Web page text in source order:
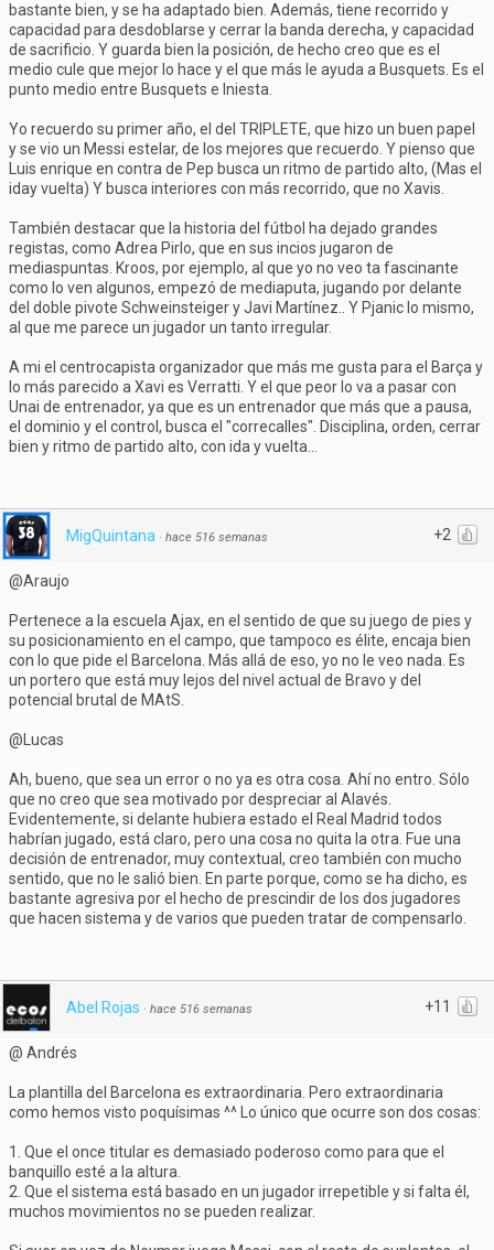
bastante bien, y se ha adaptado bien. Además, tiene recorrido y
capacidad para desdoblarse y cerrar la banda derecha, y capacidad
de sacrificio. Y guarda bien la posición, de hecho creo que es el
medio cule que mejor lo hace y el que más le ayuda a Busquets. Es el
punto medio entre Busquets e Iniesta.
Yo recuerdo su primer año, el del TRIPLETE, que hizo un buen papel
y se vio un Messi estelar, de los mejores que recuerdo. Y pienso que
Luis enrique en contra de Pep busca un ritmo de partido alto, (Mas el
iday vuelta) Y busca interiores con más recorrido, que no Xavis.
También destacar que la historia del fútbol ha dejado grandes
registas, como Adrea Pirlo, que en sus incios jugaron de
mediaspuntas. Kroos, por ejemplo, al que yo no veo ta fascinante
como lo ven algunos, empezó de mediaputa, jugando por delante
del doble pivote Schweinsteiger y Javi Martínez.. Y Pjanic lo mismo,
al que me parece un jugador un tanto irregular.
A mi el centrocapista organizador que más me gusta para el Barça y
lo más parecido a Xavi es Verratti. Y el que peor lo va a pasar con
Unai de entrenador, ya que es un entrenador que más que a pausa,
el dominio y el control, busca el "correcalles". Disciplina, orden, cerrar
bien y ritmo de partido alto, con ida y vuelta...
+2
MigQuintana · hace 516 semanas
@Araujo
Pertenece a la escuela Ajax, en el sentido de que su juego de pies y
su posicionamiento en el campo, que tampoco es élite, encaja bien
con lo que pide el Barcelona. Más allá de eso, yo no le veo nada. Es
un portero que está muy lejos del nivel actual de Bravo y del
potencial brutal de MAtS.
@Lucas
Ah, bueno, que sea un error o no ya es otra cosa. Ahí no entro. Sólo
que no creo que sea motivado por despreciar al Alavés.
Evidentemente, si delante hubiera estado el Real Madrid todos
habrían jugado, está claro, pero una cosa no quita la otra. Fue una
decisión de entrenador, muy contextual, creo también con mucho
sentido, que no le salió bien. En parte porque, como se ha dicho, es
bastante agresiva por el hecho de prescindir de los dos jugadores
que hacen sistema y de varios que pueden tratar de compensarlo.
+11
Abel Rojas · hace 516 semanas
@ Andrés
La plantilla del Barcelona es extraordinaria. Pero extraordinaria
como hemos visto poquísimas ^^ Lo único que ocurre son dos cosas:
1. Que el once titular es demasiado poderoso como para que el
banquillo esté a la altura.
2. Que el sistema está basado en un jugador irrepetible y si falta él,
muchos movimientos no se pueden realizar.